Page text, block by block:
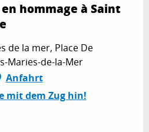
hommage à Saint
de la mer, Place De
Maries-de-la-Mer
Anfahrt
mit dem Zug hin!